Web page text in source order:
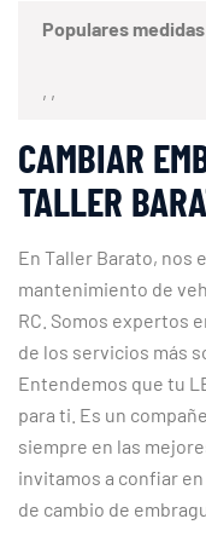
Populares
, ,
CAMBIAR
TALLER
En Taller Barato, nos
mantenimiento de
RC. Somos expertos
de los servicios más
Entendemos que tu
para ti. Es un
siempre en las
invitamos a confiar
de cambio de